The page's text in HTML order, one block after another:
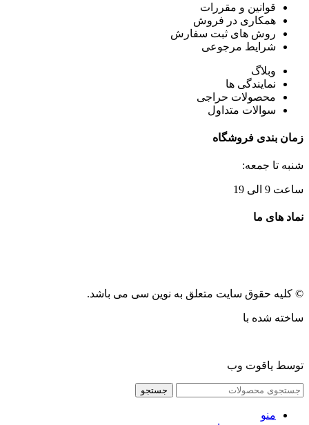
قوانین و مقررات
همکاری در فروش
روش های ثبت سفارش
شرایط مرجوعی
وبلاگ
نمایندگی ها
محصولات حراجی
سوالات متداول
زمان بندی فروشگاه
شنبه تا جمعه:
ساعت 9 الی 19
نماد های ما
© کلیه حقوق سایت متعلق به نوین سی می باشد.
ساخته شده با
توسط یاقوت وب
جستجو
منو